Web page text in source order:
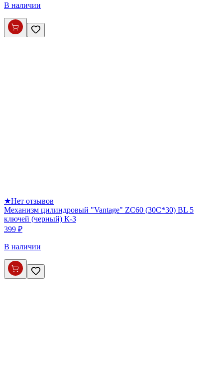
В наличии
★Нет отзывов
Механизм цилиндровый "Vantage" ZC60 (30C*30) BL 5
ключей (черный) К-З
399 ₽
В наличии